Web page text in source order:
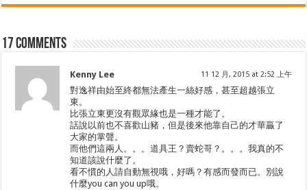
17 comments
Kenny Lee 11 12 月, 2015 at 2:52 上午
對逸祥由始至終都無法產生一絲好感，甚至超越張立
東。
比張立東更沒有觀眾緣也是一種才能了。
話說以前也不喜歡山豬，但是後來他靠自己的才華贏了
大家的掌聲。
而他們這兩人。。。道具王？賣蛇哥？。。。我真的不
知道該說什麼了。
看不慣的人請自動無視哦，好嗎？有感而發而已。別說
什麼you can you up哦。